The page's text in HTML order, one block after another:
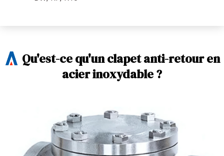
Qu'est-ce qu'un clapet anti-retour en
acier inoxydable ?